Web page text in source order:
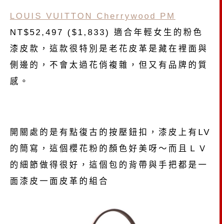
LOUIS VUITTON Cherrywood PM
NT$52,497 ($1,833) 適合年輕女生的粉色
漆皮款，這款很特別是老花皮革是藏在裡面與
側邊的，不會太過花俏複雜，但又有品牌的質
感。
開關處的是有點復古的按壓鈕扣，漆皮上有LV
的簡寫，這個櫻花粉的顏色好美呀～而且ＬＶ
的細節做得很好，這個包的背帶與手把都是一
面漆皮一面皮革的組合